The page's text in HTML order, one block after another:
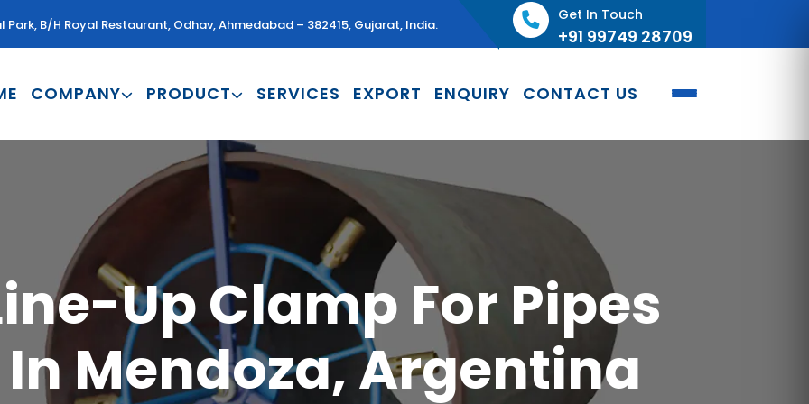
Park, B/H Royal Restaurant, Odhav, Ahmedabad – 382415, Gujarat, India.
Get In Touch
+91 99749 28709
COMPANY PRODUCT SERVICES EXPORT ENQUIRY CONTACT US
Up Clamp For Pipes
Mendoza, Argentina